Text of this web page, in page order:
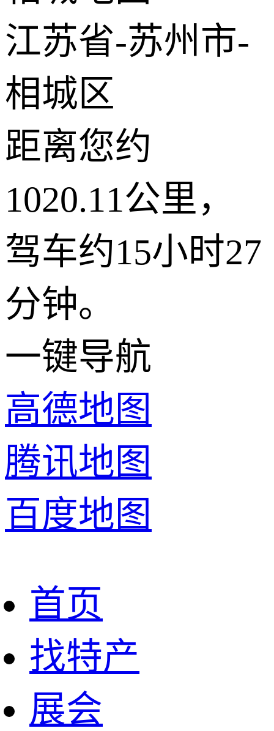
© 2026 AutoNavi - GS(2019)6379号
江苏省-苏州市-
相城区
距离您约
1020.11公里，
驾车约15小时27
分钟。
一键导航
高德地图
腾讯地图
百度地图
首页
找特产
展会